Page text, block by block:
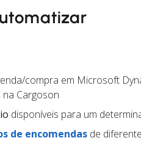
compra em Microsoft
na Cargoson
disponíveis para um
de encomendas de